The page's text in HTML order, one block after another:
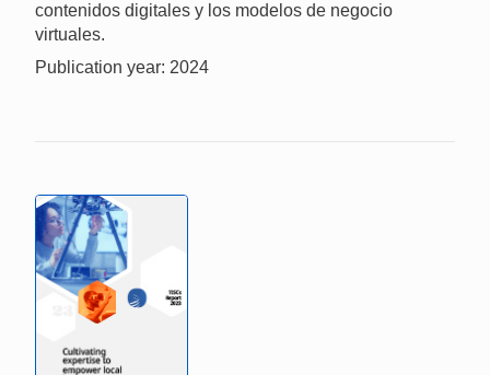
contenidos digitales y los modelos de negocio
virtuales.
Publication year: 2024